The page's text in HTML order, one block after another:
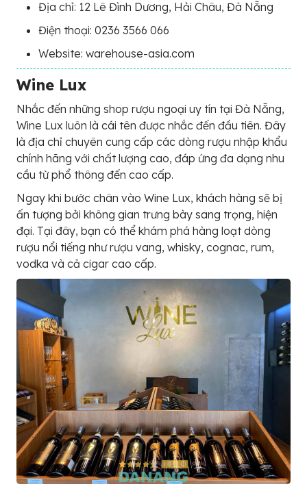
Địa chỉ: 12 Lê Đình Dương, Hải Châu, Đà Nẵng
Điện thoại: 0236 3566 066
Website: warehouse-asia.com
Wine Lux
Nhắc đến những shop rượu ngoại uy tín tại Đà Nẵng,
Wine Lux luôn là cái tên được nhắc đến đầu tiên. Đây
là địa chỉ chuyên cung cấp các dòng rượu nhập khẩu
chính hãng với chất lượng cao, đáp ứng đa dạng nhu
cầu từ phổ thông đến cao cấp.
Ngay khi bước chân vào Wine Lux, khách hàng sẽ bị
ấn tượng bởi không gian trưng bày sang trọng, hiện
đại. Tại đây, bạn có thể khám phá hàng loạt dòng
rượu nổi tiếng như rượu vang, whisky, cognac, rum,
vodka và cả cigar cao cấp.